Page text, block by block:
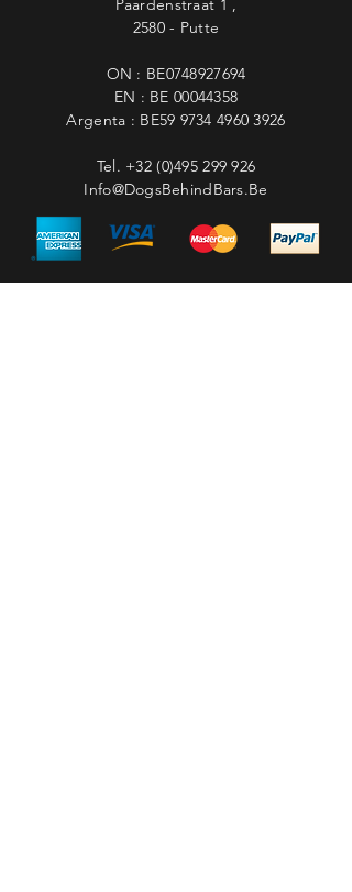
Paardenstraat 1 ,
2580 - Putte
ON : BE0748927694
EN : BE 00044358
Argenta : BE59 9734 4960 3926
Tel. +32 (0)495 299 926
Info@DogsBehindBars.Be